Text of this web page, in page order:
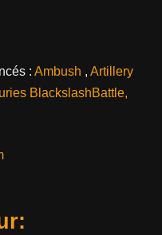
: Ambush , Artillery
BlackslashBattle,